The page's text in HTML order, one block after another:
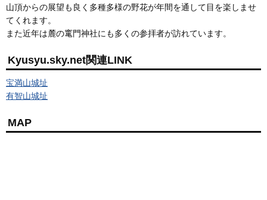
山頂からの展望も良く多種多様の野花が年間を通して目を楽しませ
てくれます。
また近年は麓の竃門神社にも多くの参拝者が訪れています。
Kyusyu.sky.net関連LINK
宝満山城址
有智山城址
MAP